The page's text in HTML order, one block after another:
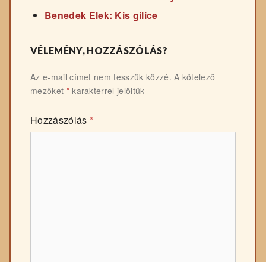
Benedek Elek: Kis gilice
VÉLEMÉNY, HOZZÁSZÓLÁS?
Az e-mail címet nem tesszük közzé. A kötelező
mezőket *karakterrel jelöltük
Hozzászólás *